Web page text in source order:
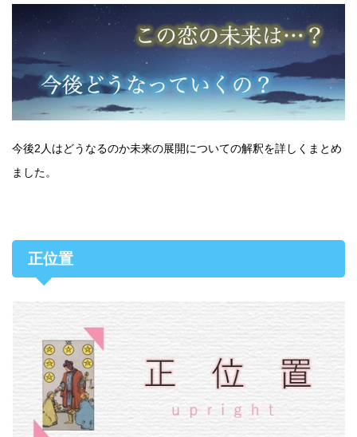
今後2人はどうなるのか未来の展開についての解釈を詳しくまとめ
ました。
正位置